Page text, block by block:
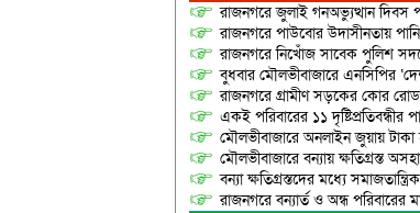
রাজনগরে জুলাই গনঅভ্যুত্থান দিবস
রাজনগরে পাউবোর উদাসীনতায়
রাজনগরে নিখোঁজ সাবেক পুলিশ
বুধবার মৌলভীবাজারে এনসিপির
রাজনগরে গ্রামীণ সড়কের কোর রোড
একই পরিবারের ১১
মৌলভীবাজারে অনলাইন জুয়ায় টাকা
মৌলভীবাজারে বন্যায় ক্ষতিগ্রস্ত
বন্যা ক্ষতিগ্রস্তদের মধ্যে
রাজনগরে বন্যার্ত ও অন্ধ পরিবারের